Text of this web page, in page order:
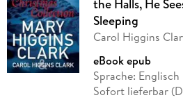
the Halls, He
Sleeping
Carol Higgins
eBook epub
Sprache: Englisch
Sofort lieferbar